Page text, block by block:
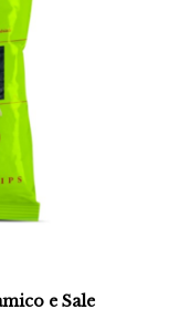
e Sale